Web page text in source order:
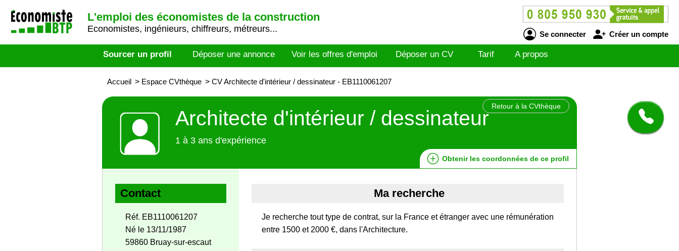
L'emploi des économistes de la construction
Economistes, ingénieurs, chiffreurs, métreurs...
Se connecter Créer un compte
Sourcer un profil Déposer une annonce Voir les offres d'emploi Déposer un CV Tarif A propos
Accueil > Espace CVthèque > CV Architecte d'intérieur / dessinateur - EB1110061207
Retour à la CVthèque
Architecte d'intérieur / dessinateur
1 à 3 ans d'expérience
Obtenir les coordonnées de ce profil
Contact
Réf. EB1110061207
Né le 13/11/1987
59860 Bruay-sur-escaut
Ma recherche
Je recherche tout type de contrat, sur la France et étranger avec une rémunération
entre 1500 et 2000 €, dans l'Architecture.